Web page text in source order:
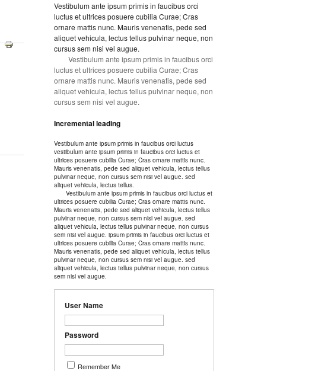
Vestibulum ante ipsum primis in faucibus orci
luctus et ultrices posuere cubilia Curae; Cras
ornare mattis nunc. Mauris venenatis, pede sed
aliquet vehicula, lectus tellus pulvinar neque, non
cursus sem nisi vel augue.
Vestibulum ante ipsum primis in faucibus orci
luctus et ultrices posuere cubilia Curae; Cras
ornare mattis nunc. Mauris venenatis, pede sed
aliquet vehicula, lectus tellus pulvinar neque, non
cursus sem nisi vel augue.
Incremental leading
Vestibulum ante ipsum primis in faucibus orci luctus
vestibulum ante ipsum primis in faucibus orci luctus et
ultrices posuere cubilia Curae; Cras ornare mattis nunc.
Mauris venenatis, pede sed aliquet vehicula, lectus tellus
pulvinar neque, non cursus sem nisi vel augue. sed
aliquet vehicula, lectus tellus.
Vestibulum ante ipsum primis in faucibus orci luctus et
ultrices posuere cubilia Curae; Cras ornare mattis nunc.
Mauris venenatis, pede sed aliquet vehicula, lectus tellus
pulvinar neque, non cursus sem nisi vel augue. sed
aliquet vehicula, lectus tellus pulvinar neque, non cursus
sem nisi vel augue. ipsum primis in faucibus orci luctus et
ultrices posuere cubilia Curae; Cras ornare mattis nunc.
Mauris venenatis, pede sed aliquet vehicula, lectus tellus
pulvinar neque, non cursus sem nisi vel augue. sed
aliquet vehicula, lectus tellus pulvinar neque, non cursus
sem nisi vel augue.
User Name
Password
Remember Me